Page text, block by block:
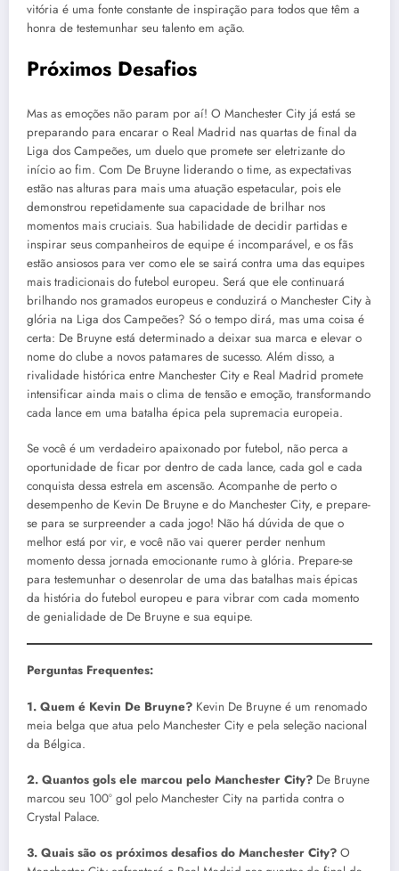
vitória é uma fonte constante de inspiração para todos que têm a
honra de testemunhar seu talento em ação.
Próximos Desafios
Mas as emoções não param por aí! O Manchester City já está se
preparando para encarar o Real Madrid nas quartas de final da
Liga dos Campeões, um duelo que promete ser eletrizante do
início ao fim. Com De Bruyne liderando o time, as expectativas
estão nas alturas para mais uma atuação espetacular, pois ele
demonstrou repetidamente sua capacidade de brilhar nos
momentos mais cruciais. Sua habilidade de decidir partidas e
inspirar seus companheiros de equipe é incomparável, e os fãs
estão ansiosos para ver como ele se sairá contra uma das equipes
mais tradicionais do futebol europeu. Será que ele continuará
brilhando nos gramados europeus e conduzirá o Manchester City à
glória na Liga dos Campeões? Só o tempo dirá, mas uma coisa é
certa: De Bruyne está determinado a deixar sua marca e elevar o
nome do clube a novos patamares de sucesso. Além disso, a
rivalidade histórica entre Manchester City e Real Madrid promete
intensificar ainda mais o clima de tensão e emoção, transformando
cada lance em uma batalha épica pela supremacia europeia.
Se você é um verdadeiro apaixonado por futebol, não perca a
oportunidade de ficar por dentro de cada lance, cada gol e cada
conquista dessa estrela em ascensão. Acompanhe de perto o
desempenho de Kevin De Bruyne e do Manchester City, e prepare-
se para se surpreender a cada jogo! Não há dúvida de que o
melhor está por vir, e você não vai querer perder nenhum
momento dessa jornada emocionante rumo à glória. Prepare-se
para testemunhar o desenrolar de uma das batalhas mais épicas
da história do futebol europeu e para vibrar com cada momento
de genialidade de De Bruyne e sua equipe.
Perguntas Frequentes:
1. Quem é Kevin De Bruyne? Kevin De Bruyne é um renomado
meia belga que atua pelo Manchester City e pela seleção nacional
da Bélgica.
2. Quantos gols ele marcou pelo Manchester City? De Bruyne
marcou seu 100º gol pelo Manchester City na partida contra o
Crystal Palace.
3. Quais são os próximos desafios do Manchester City? O